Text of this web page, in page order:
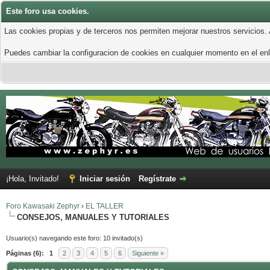
Este foro usa cookies.
Las cookies propias y de terceros nos permiten mejorar nuestros
Puedes cambiar la configuracion de cookies en cualquier momento en el
¡Hola, Invitado! Iniciar sesión Regístrate
Foro Kawasaki Zephyr › EL TALLER
CONSEJOS, MANUALES Y TUTORIALES
Usuario(s) navegando este foro: 10 invitado(s)
Páginas (6): 1 2 3 4 5 6 Siguiente »